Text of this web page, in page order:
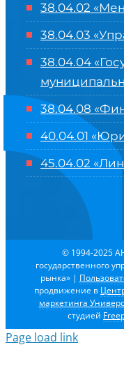
38.04.02
38.04.03
38.04.04
38.04.08
40.04.01
45.04.02
© 1994-2025
государственного
рынка» |
продвижение в
маркетинга
студией
Page load link